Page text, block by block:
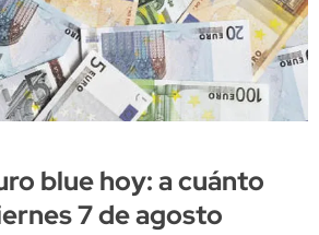
blue hoy: a cuánto
7 de agosto